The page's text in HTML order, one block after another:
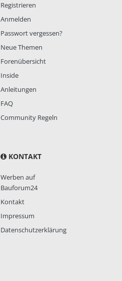
Registrieren
Anmelden
Passwort vergessen?
Neue Themen
Forenübersicht
Inside
Anleitungen
FAQ
Community Regeln
KONTAKT
Werben auf
Bauforum24
Kontakt
Impressum
Datenschutzerklärung